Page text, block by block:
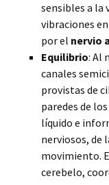
sensibles a la
vibraciones
por el nervio
Equilibrio: Al
canales
provistas de
paredes de
líquido e
nerviosos, de
movimiento.
cerebelo,